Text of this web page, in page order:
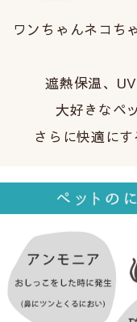
ワンちゃんネコち
遮熱保温、
大好きなペ
さらに快適にす